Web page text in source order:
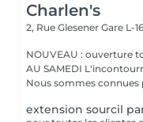
Charlen's
2, Rue Glesener Gare L-
NOUVEAU : ouverture
AU SAMEDI L'incontournable institut de beauté à Luxembourg.
Nous sommes connues
extension sourcil